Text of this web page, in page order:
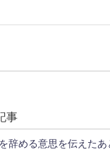
事
辞める意思を伝えた